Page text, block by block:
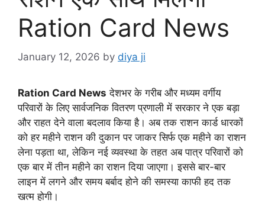
Ration Card News
January 12, 2026 by diya ji
Ration Card News देशभर के गरीब और मध्यम वर्गीय
परिवारों के लिए सार्वजनिक वितरण प्रणाली में सरकार ने एक बड़ा
और राहत देने वाला बदलाव किया है। अब तक राशन कार्ड धारकों
को हर महीने राशन की दुकान पर जाकर सिर्फ एक महीने का राशन
लेना पड़ता था, लेकिन नई व्यवस्था के तहत अब पात्र परिवारों को
एक बार में तीन महीने का राशन दिया जाएगा। इससे बार-बार
लाइन में लगने और समय बर्बाद होने की समस्या काफी हद तक
खत्म होगी।